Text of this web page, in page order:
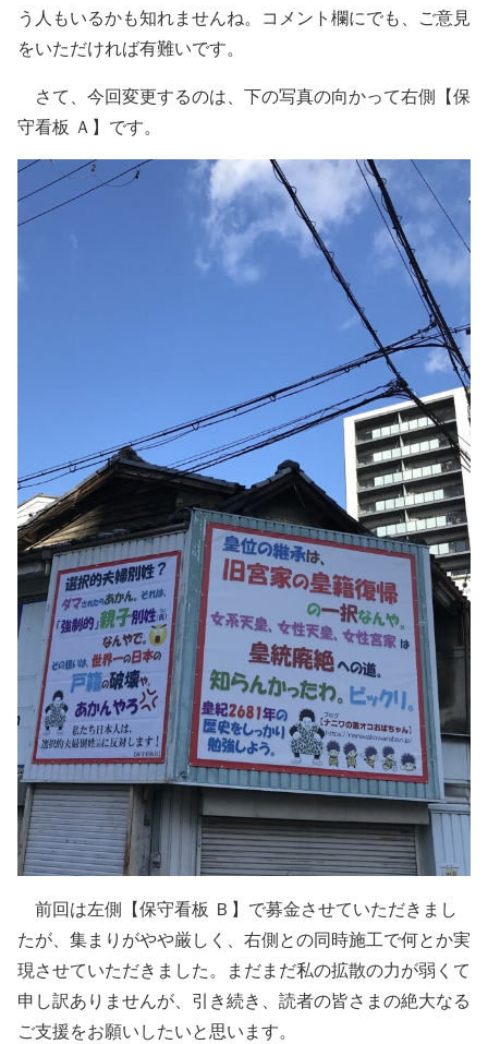
う人もいるかも知れませんね。コメント欄にでも、ご意見
をいただければ有難いです。
さて、今回変更するのは、下の写真の向かって右側【保
守看板 Ａ】です。
前回は左側【保守看板 Ｂ】で募金させていただきまし
たが、集まりがやや厳しく、右側との同時施工で何とか実
現させていただきました。まだまだ私の拡散の力が弱くて
申し訳ありませんが、引き続き、読者の皆さまの絶大なる
ご支援をお願いしたいと思います。